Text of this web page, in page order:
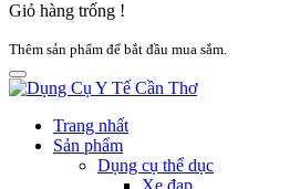
Giỏ hàng trống !
Thêm sản phẩm để bắt đầu mua sắm.
Trang nhất
Sản phẩm
Dụng cụ thể dục
Xe đạp